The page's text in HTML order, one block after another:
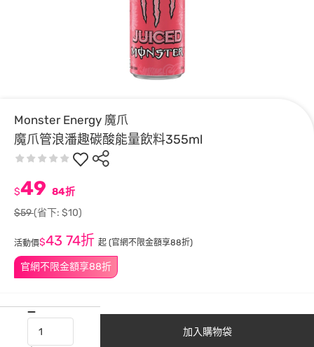
Monster Energy 魔爪
魔爪管浪潘趣碳酸能量飲料355ml
官網不限金額享88折
$49 84折
$59(省下: $10)
活動價$43 74折 起 (官網不限金額享88折)
加入購物袋